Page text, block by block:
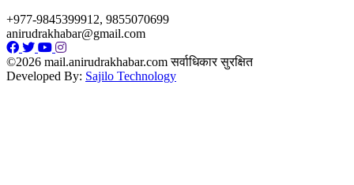
+977-9845399912, 9855070699
anirudrakhabar@gmail.com
©2026 mail.anirudrakhabar.com सर्वाधिकार सुरक्षित
Developed By: Sajilo Technology